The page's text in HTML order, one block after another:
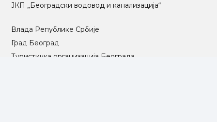
ЈКП „Београдски водовод и канализација“
Влада Републике Србије
Град Београд
Туристичка организација Београда